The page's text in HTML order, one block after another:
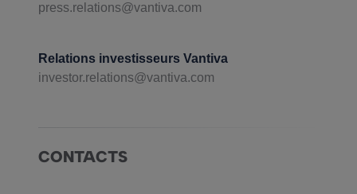
press.relations@vantiva.com
Relations investisseurs Vantiva
investor.relations@vantiva.com
CONTACTS